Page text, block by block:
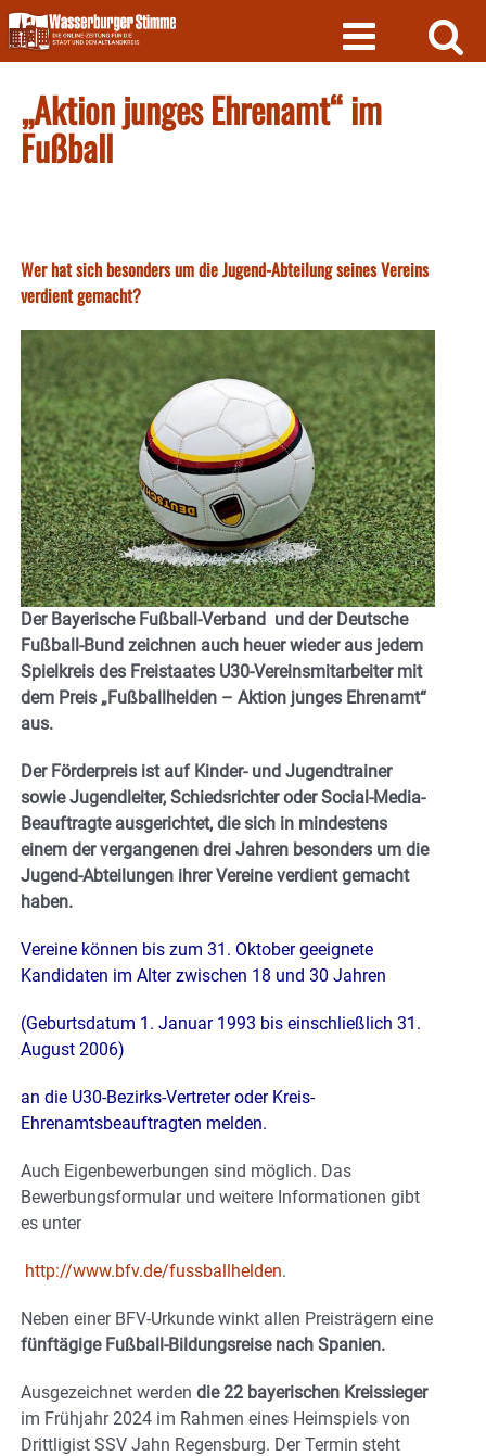
Skip
to
content
„Aktion junges Ehrenamt“ im
Fußball
Wer hat sich besonders um die Jugend-Abteilung seines Vereins
verdient gemacht?
Der Bayerische Fußball-Verband und der Deutsche
Fußball-Bund zeichnen auch heuer wieder aus jedem
Spielkreis des Freistaates U30-Vereinsmitarbeiter mit
dem Preis „Fußballhelden – Aktion junges Ehrenamt“
aus.
Der Förderpreis ist auf Kinder- und Jugendtrainer
sowie Jugendleiter, Schiedsrichter oder Social-Media-
Beauftragte ausgerichtet, die sich in mindestens
einem der vergangenen drei Jahren besonders um die
Jugend-Abteilungen ihrer Vereine verdient gemacht
haben.
Vereine können bis zum 31. Oktober geeignete
Kandidaten im Alter zwischen 18 und 30 Jahren
(Geburtsdatum 1. Januar 1993 bis einschließlich 31.
August 2006)
an die U30-Bezirks-Vertreteroder Kreis-
Ehrenamtsbeauftragten melden.
Auch Eigenbewerbungen sind möglich. Das
Bewerbungsformular und weitere Informationen gibt
es unter
http://www.bfv.de/fussballhelden.
Neben einer BFV-Urkunde winkt allen Preisträgern eine
fünftägige Fußball-Bildungsreise nach Spanien.
Ausgezeichnet werden die 22 bayerischen Kreissieger
im Frühjahr 2024 im Rahmen eines Heimspiels von
Drittligist SSV Jahn Regensburg. Der Termin steht